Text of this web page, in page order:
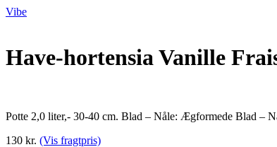
Vibe
Have-hortensia Vanille
Potte 2,0 liter,- 30-40 cm. Blad – Nåle: Ægformede Blad –
130 kr. (Vis fragtpris)